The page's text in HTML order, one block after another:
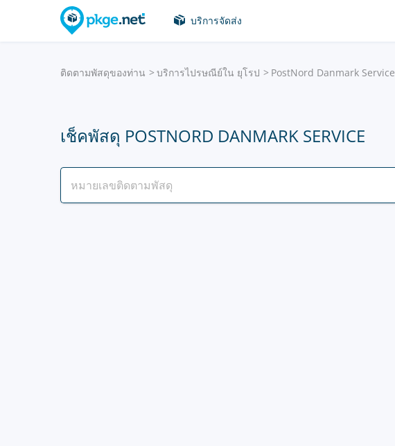
บริการจัดส่ง
ติดตามพัสดุของท่าน บริการไปรษณีย์ใน ยุโรป PostNord Danmark Service
เช็คพัสดุ POSTNORD DANMARK SERVICE